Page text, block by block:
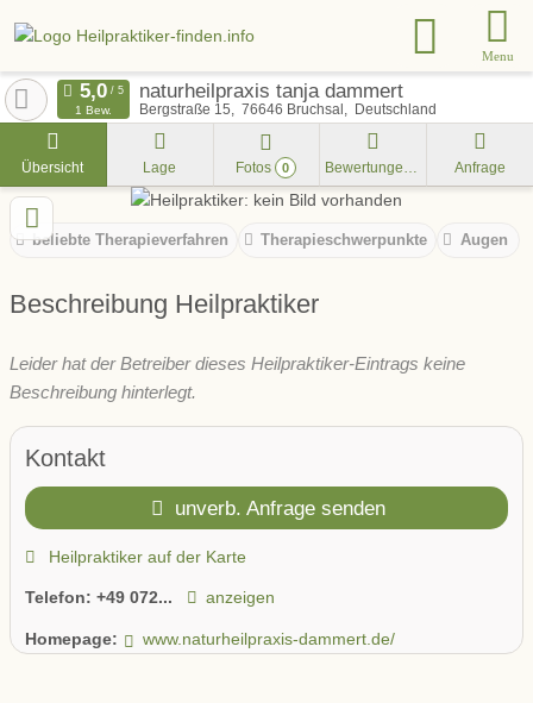
Menu
naturheilpraxis tanja dammert
Bergstraße 15 76646 Bruchsal Deutschland
1 Bew.
Übersicht Lage Fotos 0 Bewertungen Anfrage
beliebte Therapieverfahren Therapieschwerpunkte Augen
Beschreibung Heilpraktiker
Leider hat der Betreiber dieses Heilpraktiker-Eintrags keine
Beschreibung hinterlegt.
Kontakt
unverb. Anfrage senden
Heilpraktiker auf der Karte
Telefon: +49 072... anzeigen
Homepage: www.naturheilpraxis-dammert.de/